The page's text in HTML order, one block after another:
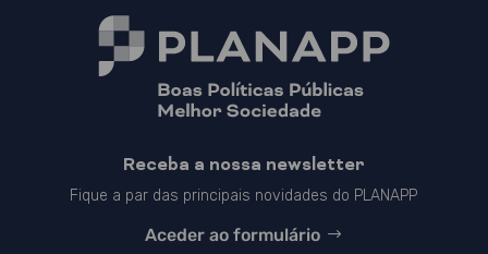
Receba a nossa newsletter
Fique a par das principais novidades do PLANAPP
Aceder ao formulário